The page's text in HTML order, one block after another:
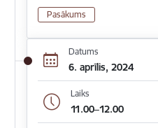
Pasākums
Datums
6. aprīlis, 2024
Laiks
11.00–12.00